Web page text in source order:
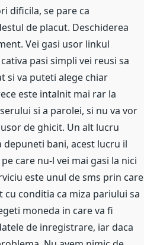
dificila, se pare ca
de placut. Deschiderea
Vei gasi usor linkul
pasi simpli vei reusi sa
si va puteti alege chiar
este intalnit mai rar la
si a parolei, si nu va vor
de ghicit. Un alt lucru
bani, acest lucru il
care nu-l vei mai gasi la nici
este unul de sms prin care
conditia ca miza pariului sa
moneda in care va fi
de inregistrare, iar daca